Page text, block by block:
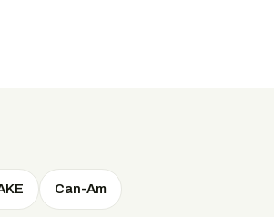
Can-Am